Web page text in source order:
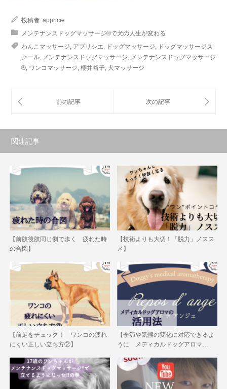
投稿者: appricie
メンテナンスドッグマッサージ®で犬の人生が変わる
わんこマッサージ, アプリシエ, ドッグマッサージ, ドッグマッサージス
クール, メンテナンスドッグマッサージ, メンテナンスドッグマッサージ
®, ワンコマッサージ, 櫻井裕子, 犬マッサージ
関連記事
【前肢後肢同じ側で歩く 疲れた時
の合図】
【技術よりも大切！「脱力」ノスス
メ】
【前足をチェック！ ワンコの疲れ
にくい正しい立ち方②】
【季節や気候の変化に対応できるよ
うに メディカルドッグアロマ…